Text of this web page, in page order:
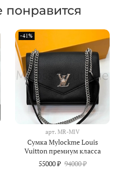
понравится
-41%
арт. MR-MlV
Сумка Mylockme Louis
Vuitton премиум класса
55000 ₽ 94000 ₽